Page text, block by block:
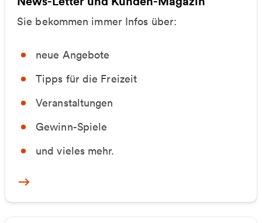
Sie bekommen immer Infos über:
neue Angebote
Tipps für die Freizeit
Veranstaltungen
Gewinn-Spiele
und vieles mehr.
Mehr zu Newsletter & Kundenmagazin